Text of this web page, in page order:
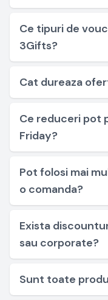
Ce tipuri de
3Gifts?
Cat dureaza
Ce reduceri pot
Friday?
Pot folosi mai
o comanda?
Exista
sau corporate?
Sunt toate